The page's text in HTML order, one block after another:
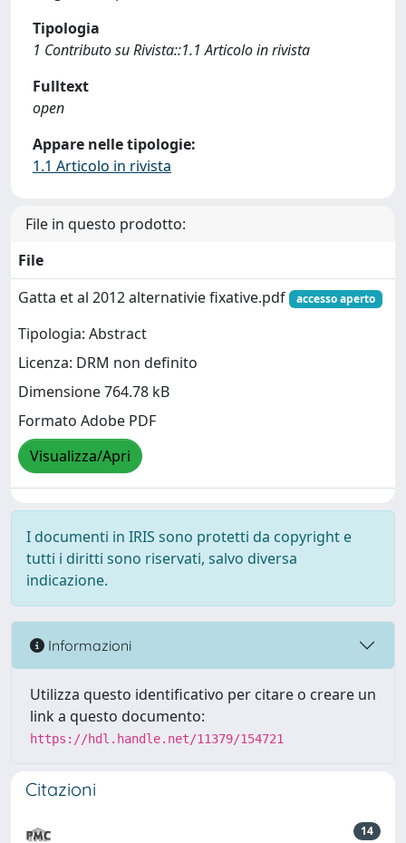
Tipologia
1 Contributo su Rivista::1.1 Articolo in rivista
Fulltext
open
Appare nelle tipologie:
1.1 Articolo in rivista
File in questo prodotto:
File
Gatta et al 2012 alternativie fixative.pdf
accesso aperto
Tipologia: Abstract
Licenza: DRM non definito
Dimensione 764.78 kB
Formato Adobe PDF
Visualizza/Apri
I documenti in IRIS sono protetti da copyright e
tutti i diritti sono riservati, salvo diversa
indicazione.
Informazioni
Utilizza questo identificativo per citare o creare un
link a questo documento:
https://hdl.handle.net/11379/154721
Citazioni
14